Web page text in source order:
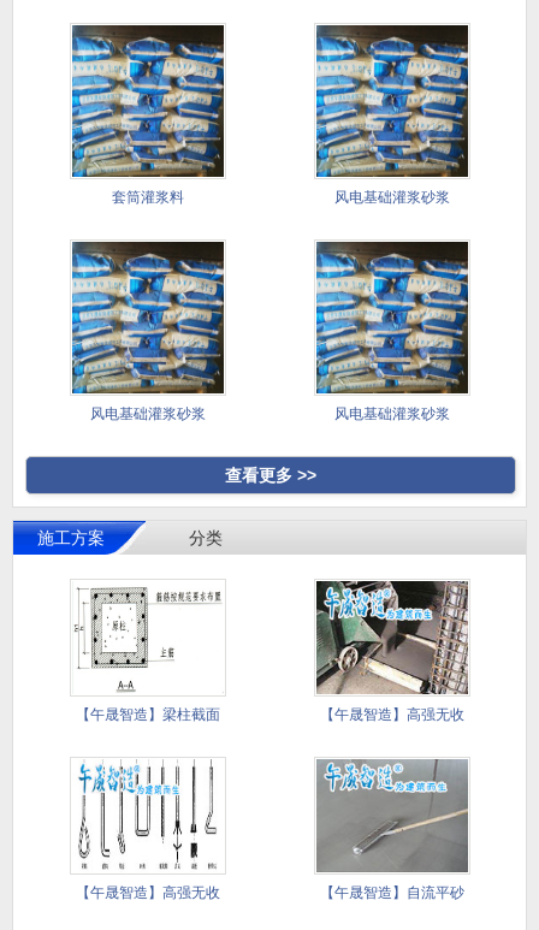
套筒灌浆料 风电基础灌浆砂浆
风电基础灌浆砂浆 风电基础灌浆砂浆
查看更多 >>
施工方案 分类
【午晟智造】梁柱截面 【午晟智造】高强无收
【午晟智造】高强无收 【午晟智造】自流平砂